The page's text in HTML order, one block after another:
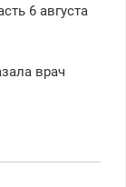
6 августа
врач